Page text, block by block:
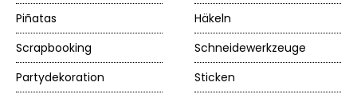
Piñatas
Häkeln
Scrapbooking
Schneidewerkzeuge
Partydekoration
Sticken